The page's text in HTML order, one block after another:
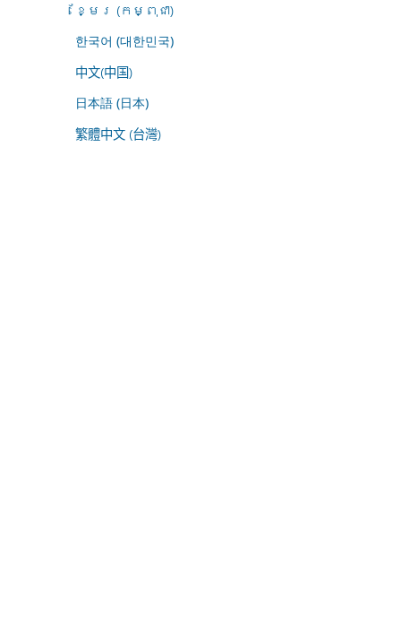
ខ្មែរ (កម្ពុជា)
한국어 (대한민국)
中文(中国)
日本語 (日本)
繁體中文 (台灣)